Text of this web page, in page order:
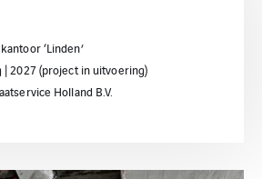
‘Linden’
2027 (project in uitvoering)
Holland B.V.